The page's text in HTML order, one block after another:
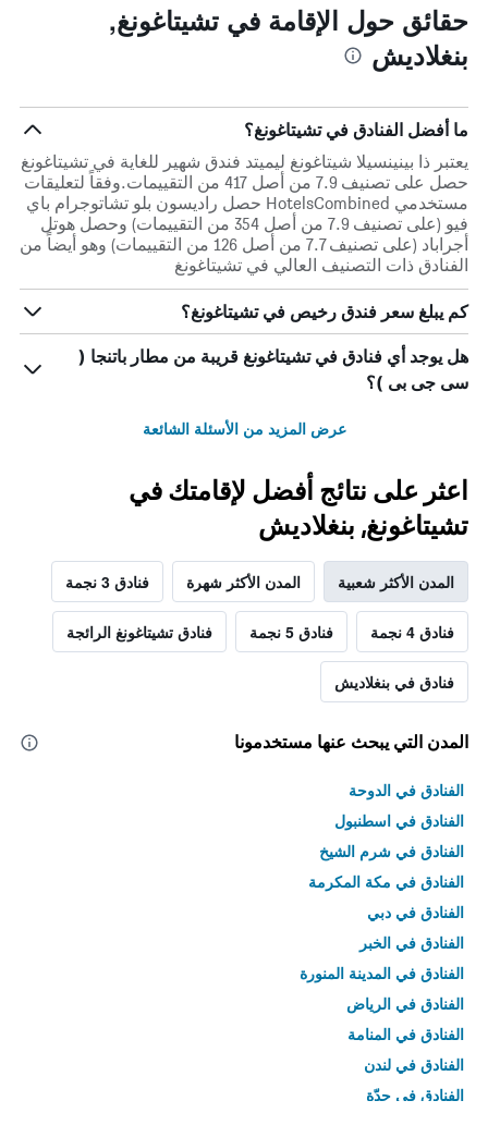
حقائق حول الإقامة في تشيتاغونغ,
بنغلاديش
ما أفضل الفنادق في تشيتاغونغ؟
يعتبر ذا بينينسيلا شيتاغونغ ليميتد فندق شهير للغاية في تشيتاغونغ
حصل على تصنيف 7.9 من أصل 417 من التقييمات.وفقاً لتعليقات
مستخدمي HotelsCombined حصل راديسون بلو تشاتوجرام باي
فيو (على تصنيف 7.9 من أصل 354 من التقييمات) وحصل هوتل
أجراباد (على تصنيف 7.7 من أصل 126 من التقييمات) وهو أيضاً من
الفنادق ذات التصنيف العالي في تشيتاغونغ
كم يبلغ سعر فندق رخيص في تشيتاغونغ؟
هل يوجد أي فنادق في تشيتاغونغ قريبة من مطار باتنجا (
سى جى بى )؟
عرض المزيد من الأسئلة الشائعة
اعثر على نتائج أفضل لإقامتك في
تشيتاغونغ, بنغلاديش
المدن الأكثر شعبية المدن الأكثر شهرة فنادق 3 نجمة
فنادق 4 نجمة فنادق 5 نجمة فنادق تشيتاغونغ الرائجة
فنادق في بنغلاديش
المدن التي يبحث عنها مستخدمونا
الفنادق في الدوحة
الفنادق في اسطنبول
الفنادق في شرم الشيخ
الفنادق في مكة المكرمة
الفنادق في دبي
الفنادق في الخبر
الفنادق في المدينة المنورة
الفنادق في الرياض
الفنادق في المنامة
الفنادق في لندن
الفنادق في جدّة